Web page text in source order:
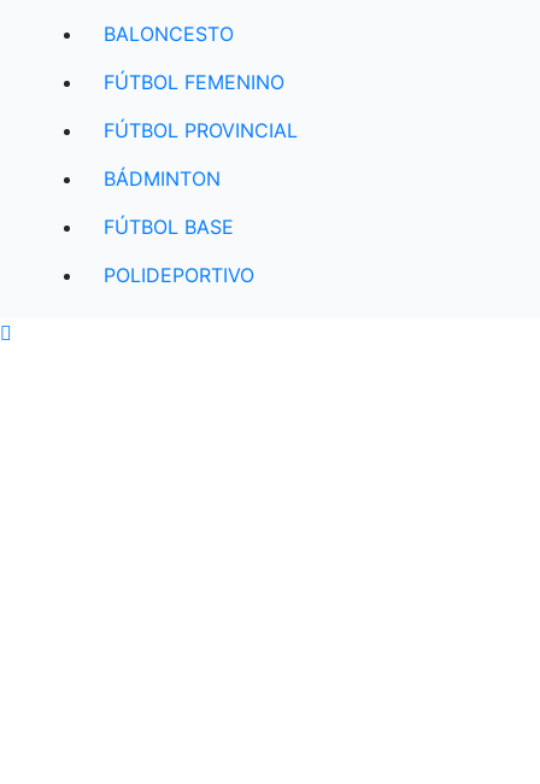
BALONCESTO
FÚTBOL FEMENINO
FÚTBOL PROVINCIAL
BÁDMINTON
FÚTBOL BASE
POLIDEPORTIVO